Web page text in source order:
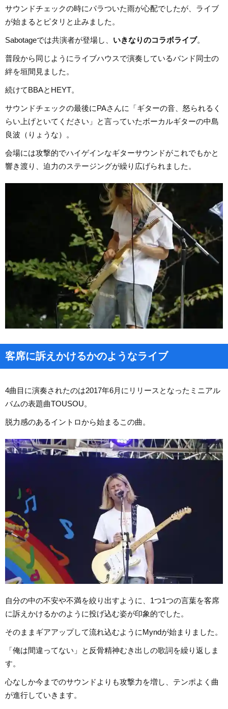
サウンドチェックの時にパラついた雨が心配でしたが、ライブ
が始まるとピタリと止みました。
Sabotageでは共演者が登場し、 いきなりのコラボライブ。
普段から同じようにライブハウスで演奏しているバンド同士の
絆を垣間見ました。
続けてBBAとHEYT。
サウンドチェックの最後にPAさんに「ギターの音、怒られるく
らい上げといてください」と言っていたボーカルギターの中島
良波（りょうな）。
会場には攻撃的でハイゲインなギターサウンドがこれでもかと
響き渡り、迫力のステージングが繰り広げられました。
客席に訴えかけるかのようなライブ
4曲目に演奏されたのは2017年6月にリリースとなったミニアル
バムの表題曲TOUSOU。
脱力感のあるイントロから始まるこの曲。
自分の中の不安や不満を絞り出すように、1つ1つの言葉を客席
に訴えかけるかのように投げ込む姿が印象的でした。
そのままギアアップして流れ込むようにMyndが始まりました。
「俺は間違ってない」と反骨精神むき出しの歌詞を繰り返しま
す。
心なしか今までのサウンドよりも攻撃力を増し、テンポよく曲
が進行していきます。